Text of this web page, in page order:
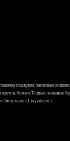
подарков, записные
бумага Тишью, кожаные
Лисярка.ру ( Lisyarka.ru )